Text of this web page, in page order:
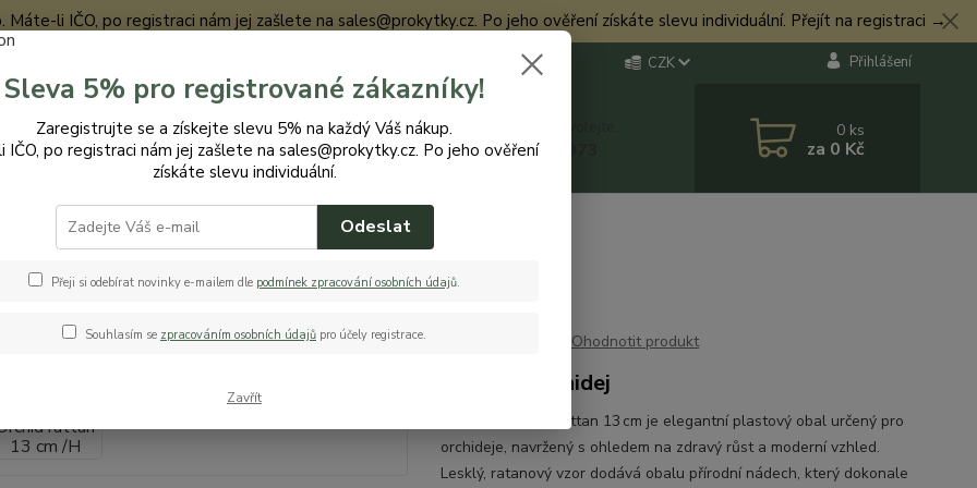
Máte-li IČO, po registraci nám jej zašlete na sales@prokytky.cz. Po jeho ověření získáte slevu individuální. Přejít na registraci →
CZK Přihlášení
Hledat Nevíte si rady? Zavolejte.
+420 774 544 973
0 ks
za 0 Kč
Obaly na orchideje Bigplast Orchid rattan 13 cm /H
Orchid rattan 13 cm /H
Ohodnotit produkt
Obal na Orchidej
Bigplast Orchid Rattan 13 cm je elegantní plastový obal určený pro
orchideje, navržený s ohledem na zdravý růst a moderní vzhled.
Lesklý, ratanový vzor dodává obalu přírodní nádech, který dokonale
Sleva 5% pro registrované zákazníky!
Zaregistrujte se a získejte slevu 5% na každý Váš nákup.
IČO, po registraci nám jej zašlete na sales@prokytky.cz. Po jeho ověření
získáte slevu individuální.
Odeslat
Přeji si odebírat novinky e-mailem dle podmínek zpracování osobních údajů.
Souhlasím se zpracováním osobních údajů pro účely registrace.
Zavřít